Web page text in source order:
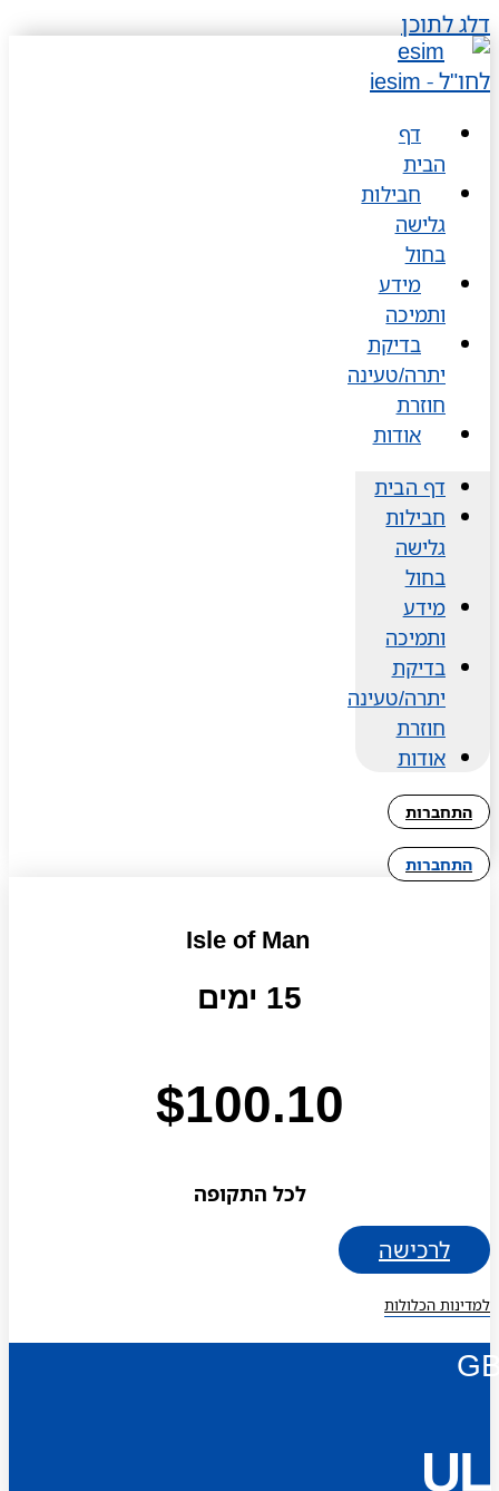
דלג לתוכן
דף
הבית
חבילות
גלישה
בחול
מידע
ותמיכה
בדיקת
יתרה/טעינה
חוזרת
אודות
דף הבית
חבילות
גלישה
בחול
מידע
ותמיכה
בדיקת
יתרה/טעינה
חוזרת
אודות
התחברות
התחברות
Isle of Man
15 ימים
$100.10
לכל התקופה
לרכישה
למדינות הכלולות
UL